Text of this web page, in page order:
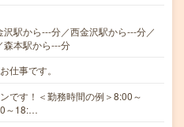
駅から---分／西金沢駅から---分／
森本駅から---分
仕事です。
です！＜勤務時間の例＞8:00～
～18:…